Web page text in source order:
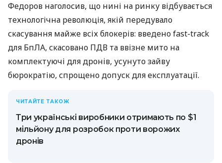
Федоров наголосив, що нині на ринку відбувається
технологічна революція, якій передувало
скасування майже всіх блокерів: введено fast-track
для БпЛА, скасовано ПДВ та ввізне мито на
комплектуючі для дронів, усунуто зайву
бюрократію, спрощено допуск для експлуатації.
ЧИТАЙТЕ ТАКОЖ
Три українські виробники отримають по $1
мільйону для розробок проти ворожих
дронів